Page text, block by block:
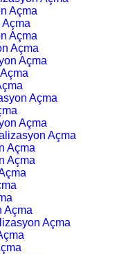
Açma
Açma
Açma
Açma
Açma
Açma
Açma
Açma
Açma
Açma
Açma
Açma